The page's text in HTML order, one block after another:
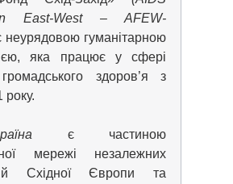
East-West – AFEW-
неурядовою гуманітарною
яка працює у сфері
здоров’я з
року.
є частиною
мережі незалежних
Східної Європи та